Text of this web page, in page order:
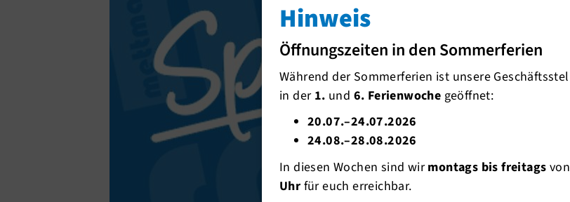
Hinweis
Öffnungszeiten in den Sommerferien
Während der Sommerferien ist unsere
in der1. und 6. Ferienwoche geöffnet:
20.07.–24.07.2026
24.08.–28.08.2026
In diesen Wochen sind wirmontags bis freitags
Uhr für euch erreichbar.